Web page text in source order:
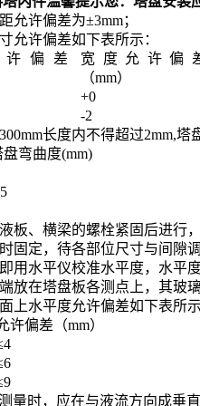
允许偏差为±3mm；
允许偏差如下表所示：
偏差
宽度允许偏
（mm）
+0
-2
长度内不得超过2mm,塔
盘弯曲度(mm)
板、横梁的螺栓紧固后进行
固定，待各部位尺寸与间隙
用水平仪校准水平度，水平
放在塔盘板各测点上，其玻
上水平度允许偏差如下表所示
许偏差（mm）
量时，应在与液流方向成垂